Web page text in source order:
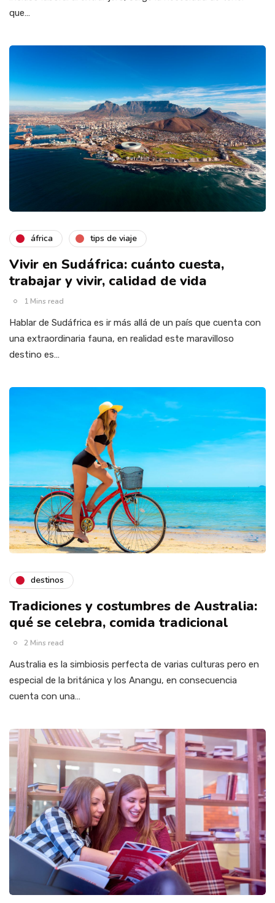
que…
áfrica tips de viaje
Vivir en Sudáfrica: cuánto cuesta,
trabajar y vivir, calidad de vida
1 Mins read
Hablar de Sudáfrica es ir más allá de un país que cuenta con
una extraordinaria fauna, en realidad este maravilloso
destino es…
destinos
Tradiciones y costumbres de Australia:
qué se celebra, comida tradicional
2 Mins read
Australia es la simbiosis perfecta de varias culturas pero en
especial de la británica y los Anangu, en consecuencia
cuenta con una…